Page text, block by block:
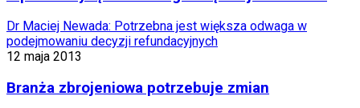
Dr Maciej Newada: Potrzebna jest większa odwaga w
podejmowaniu decyzji refundacyjnych
12 maja 2013
Branża zbrojeniowa potrzebuje zmian